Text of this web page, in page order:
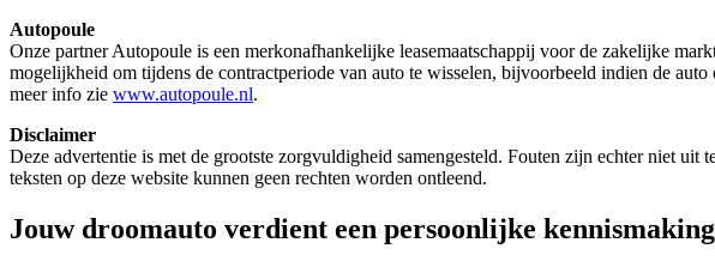
Autopoule
Onze partner Autopoule is een merkonafhankelijke leasemaatschappij voor de zakelijke
mogelijkheid om tijdens de contractperiode van auto te wisselen, bijvoorbeeld indien de
meer info zie www.autopoule.nl.
Disclaimer
Deze advertentie is met de grootste zorgvuldigheid samengesteld. Fouten zijn echter niet
teksten op deze website kunnen geen rechten worden ontleend.
Jouw droomauto verdient een persoonlijke kennismaking